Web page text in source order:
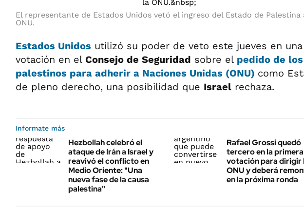
El representante de Estados Unidos vetó el ingreso del Estado de Palestina
ONU.
Estados Unidos utilizó su poder de veto este jueves en una
votación en el Consejo de Seguridad sobre el pedido de los
palestinos para adherir a Naciones Unidas (ONU) como
de pleno derecho, una posibilidad que Israel rechaza.
Informate más
Hezbollah celebró el
ataque de Irán a Israel y
reavivó el conflicto en
Medio Oriente: "Una
nueva fase de la causa
palestina"
Rafael Grossi quedó
tercero en la primera
votación para dirigir
ONU y deberá
en la próxima ronda